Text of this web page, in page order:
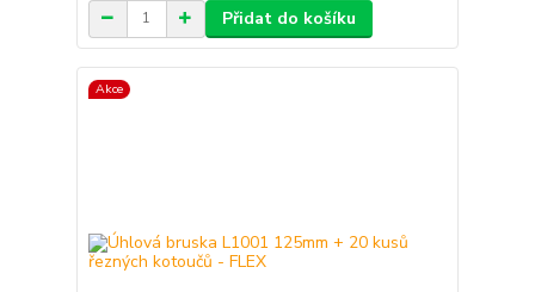
Přidat do košíku
Akce